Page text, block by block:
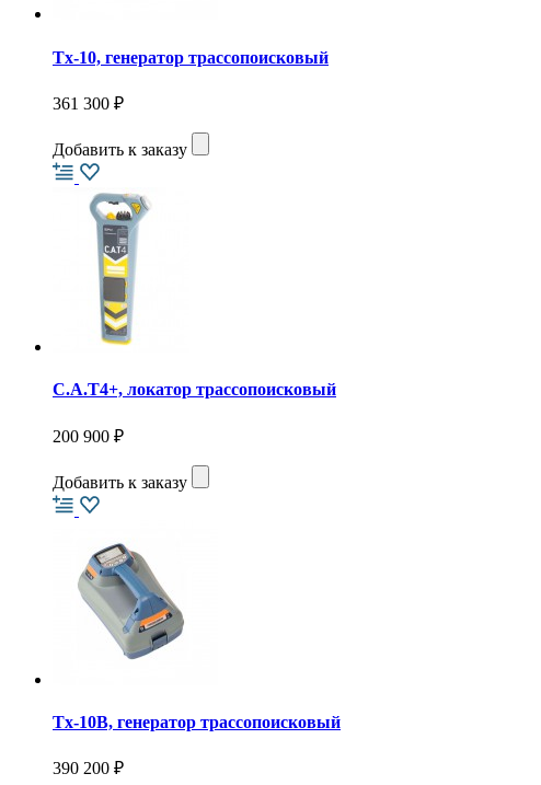
Tx-10, генератор трассопоисковый
361 300 ₽
Добавить к заказу
C.A.T4+, локатор трассопоисковый
200 900 ₽
Добавить к заказу
Tx-10B, генератор трассопоисковый
390 200 ₽